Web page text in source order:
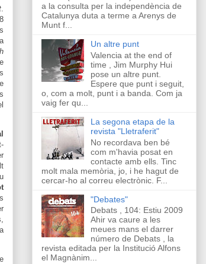
.
a la consulta per la independència de
Catalunya duta a terme a Arenys de
Munt f...
Un altre punt
Valencia at the end of
time , Jim Murphy Hui
pose un altre punt.
Espere que punt i seguit,
o, com a molt, punt i a banda. Com ja
vaig fer qu...
La segona etapa de la
revista "Lletraferit"
No recordava ben bé
com m'havia posat en
contacte amb ells. Tinc
molt mala memòria, jo, i he hagut de
cercar-ho al correu electrònic. F...
"Debates"
Debats , 104: Estiu 2009
Ahir va caure a les
meues mans el darrer
número de Debats , la
revista editada per la Institució Alfons
el Magnànim...